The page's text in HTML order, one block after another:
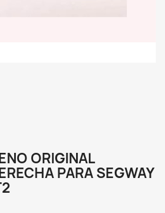
ORIGINAL
PARA SEGWAY